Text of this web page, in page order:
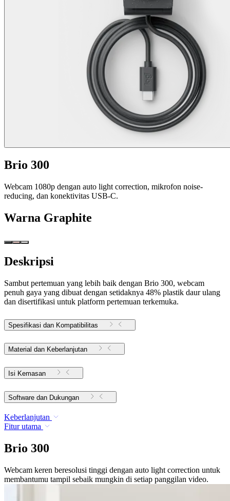
Brio 300
Webcam 1080p dengan auto light correction, mikrofon noise-
reducing, dan konektivitas USB-C.
Warna Graphite
Deskripsi
Sambut pertemuan yang lebih baik dengan Brio 300, webcam
penuh gaya yang dibuat dengan setidaknya 48% plastik daur ulang
dan disertifikasi untuk platform pertemuan terkemuka.
Spesifikasi dan Kompatibilitas
Material dan Keberlanjutan
Isi Kemasan
Software dan Dukungan
Keberlanjutan
Fitur utama
Brio 300
Webcam keren beresolusi tinggi dengan auto light correction untuk
membantumu tampil sebaik mungkin di setiap panggilan video.